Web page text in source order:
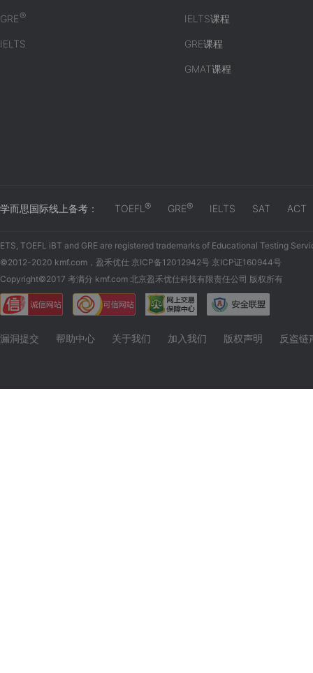
GRE®
IELTS
IELTS课程
GRE课程
GMAT课程
学而思国际线上备考： TOEFL ® GRE® IELTS SAT ACT
ETS, TOEFL iBT and GRE are registered trademarks of Educational Testing
©2012-2020 kmf.com，盈禾优仕 京ICP备12012942号 京ICP证160944号
Copyright©2017 考满分 kmf.com 北京盈禾优仕科技有限责任公司 版权所有
漏洞提交 帮助中心 关于我们 加入我们 版权声明 反盗链